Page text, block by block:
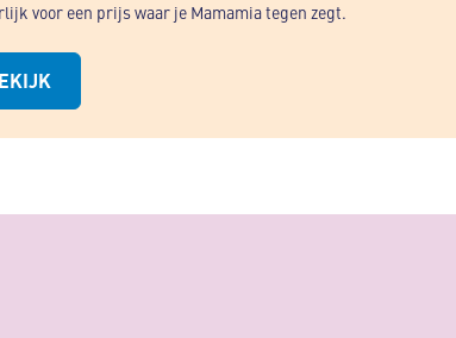
voor een prijs waar je Mamamia tegen zegt.